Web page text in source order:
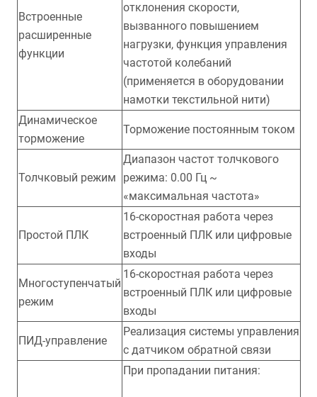
Встроенные
расширенные
функции
отклонения скорости,
вызванного повышением
нагрузки, функция управления
частотой колебаний
(применяется в оборудовании
намотки текстильной нити)
Динамическое
торможение
Торможение постоянным током
Толчковый режим
Диапазон частот толчкового
режима: 0.00 Гц ~
«максимальная частота»
Простой ПЛК
16-скоростная работа через
встроенный ПЛК или цифровые
входы
Многоступенчатый
режим
16-скоростная работа через
встроенный ПЛК или цифровые
входы
ПИД-управление
Реализация системы управления
с датчиком обратной связи
При пропадании питания: